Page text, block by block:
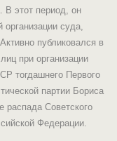
В этот период, он
суда,
публиковался в
при организации
тогдашнего Первого
партии Бориса
распада Советского
Федерации.